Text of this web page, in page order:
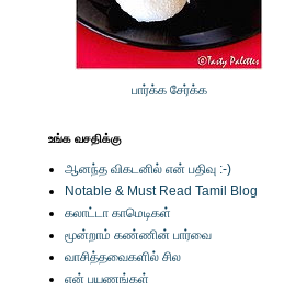
பார்க்க சேர்க்க
உங்க வசதிக்கு
ஆனந்த விகடனில் என் பதிவு :-)
Notable & Must Read Tamil Blog
கலாட்டா காமெடிகள்
மூன்றாம் கண்ணின் பார்வை
வாசித்தவைகளில் சில
என் பயணங்கள்